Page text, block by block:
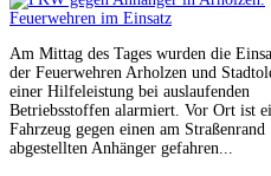
Am Mittag des Tages wurden die
der Feuerwehren Arholzen und
einer Hilfeleistung bei auslaufenden
Betriebsstoffen alarmiert. Vor Ort ist
Fahrzeug gegen einen am Straßenrand
abgestellten Anhänger gefahren...